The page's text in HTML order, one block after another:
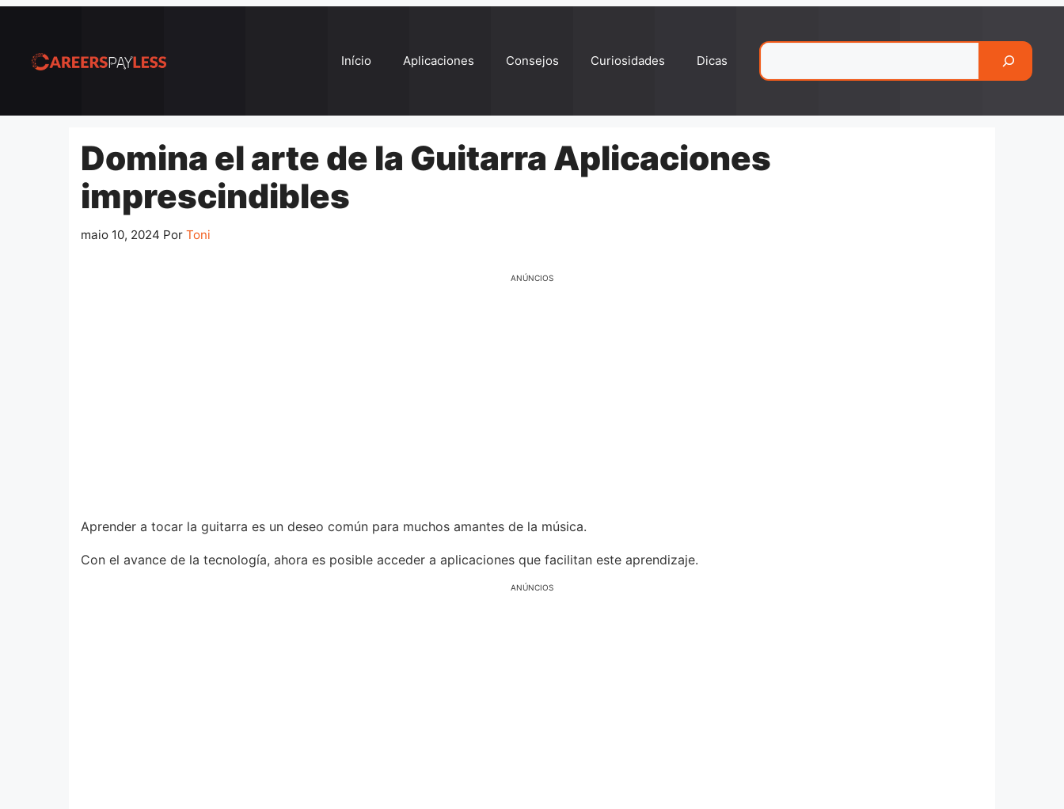
conteúdo
Início Aplicaciones Consejos Curiosidades Dicas
Domina el arte de la Guitarra Aplicaciones
imprescindibles
maio 10, 2024 Por Toni
ANÚNCIOS
Aprender a tocar la guitarra es un deseo común para muchos amantes de la música.
Con el avance de la tecnología, ahora es posible acceder a aplicaciones que facilitan este aprendizaje.
ANÚNCIOS